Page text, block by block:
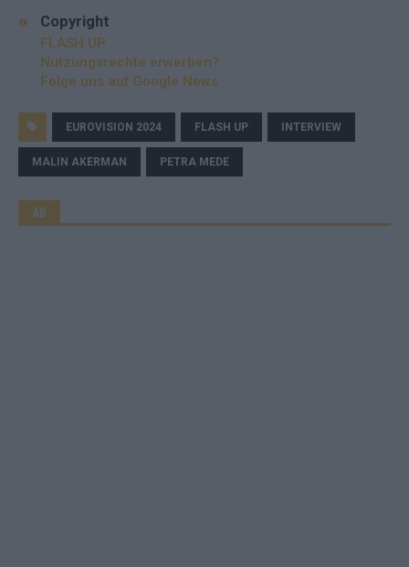
Copyright
FLASH UP
Nutzungsrechte erwerben?
Folge uns auf Google News
EUROVISION 2024 FLASH UP INTERVIEW
MALIN AKERMAN PETRA MEDE
AD